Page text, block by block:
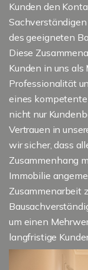
Kunden den
des geeigneten
Diese
Kunden in uns
Professionalität
eines
nicht nur
Vertrauen in
wir sicher, dass
Zusammenhang
Immobilie
Zusammenarbeit
um einen
langfristige